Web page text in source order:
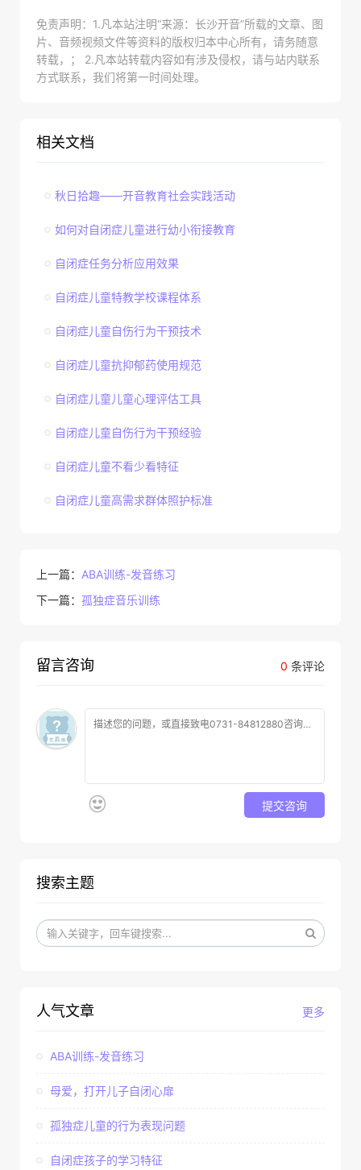
免责声明：1.凡本站注明“来源：长沙开音”所载的文章、图
片、音频视频文件等资料的版权归本中心所有，请务随意
转载，； 2.凡本站转载内容如有涉及侵权，请与站内联系
方式联系，我们将第一时间处理。
相关文档
秋日拾趣——开音教育社会实践活动
如何对自闭症儿童进行幼小衔接教育
自闭症任务分析应用效果
自闭症儿童特教学校课程体系
自闭症儿童自伤行为干预技术
自闭症儿童抗抑郁药使用规范
自闭症儿童儿童心理评估工具
自闭症儿童自伤行为干预经验
自闭症儿童不看少看特征
自闭症儿童高需求群体照护标准
上一篇： ABA训练-发音练习
下一篇： 孤独症音乐训练
0 条评论
留言咨询
提交咨询
搜索主题
更多
人气文章
ABA训练-发音练习
母爱，打开儿子自闭心扉
孤独症儿童的行为表现问题
自闭症孩子的学习特征